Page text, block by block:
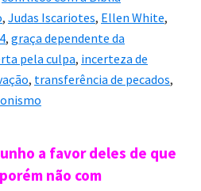
, Judas Iscariotes, Ellen White,
, graça dependente da
pela culpa, incerteza de
, transferência de pecados,
a favor deles de que
não com